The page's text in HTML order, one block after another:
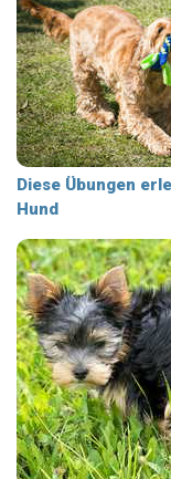
Diese Übungen
Hund